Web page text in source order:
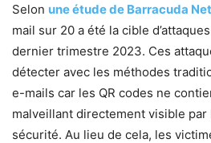
Selon une étude de Barracuda
mail sur 20 a été la cible
dernier trimestre 2023. Ces
détecter avec les méthodes
e-mails car les QR codes ne
malveillant directement visible par
sécurité. Au lieu de cela, les